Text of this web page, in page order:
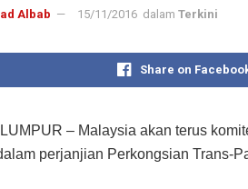
Albab 15/11/2016 dalam Terkini
Share on
– Malaysia akan terus
perjanjian Perkongsian Trans-